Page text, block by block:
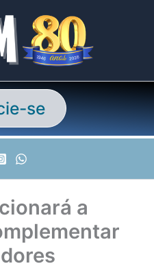
se
a